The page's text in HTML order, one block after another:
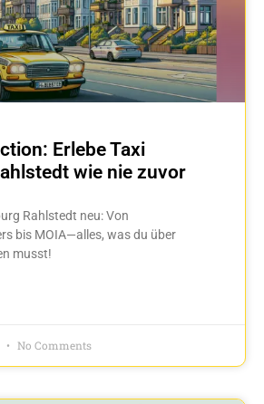
Erlebe Taxi
wie nie zuvor
Rahlstedt neu: Von
bis MOIA—alles, was du über
musst!
No Comments